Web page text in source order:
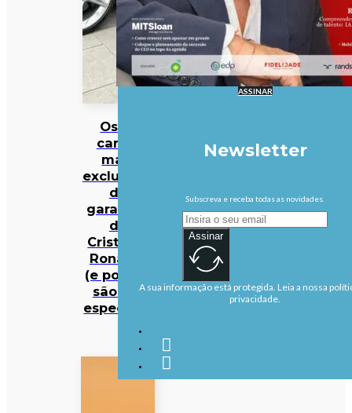
Os 10
carros
mais
exclusivos
da
garagem
de
Cristiano
Ronaldo
(e porque
são tão
especiais)
ASSINAR
Newsletter
Subscreva e receba todas as novidades.
Assinar
A sua informação está protegida. Leia a nossa
privacidade.